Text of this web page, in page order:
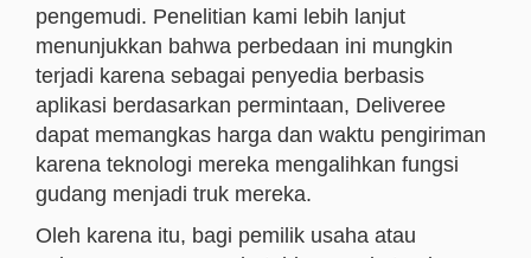
pengemudi. Penelitian kami lebih lanjut
menunjukkan bahwa perbedaan ini mungkin
terjadi karena sebagai penyedia berbasis
aplikasi berdasarkan permintaan, Deliveree
dapat memangkas harga dan waktu pengiriman
karena teknologi mereka mengalihkan fungsi
gudang menjadi truk mereka.
Oleh karena itu, bagi pemilik usaha atau